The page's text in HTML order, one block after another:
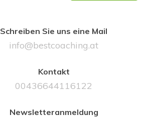
Schreiben Sie uns eine Mail
info@bestcoaching.at
Kontakt
00436644116122
Newsletteranmeldung